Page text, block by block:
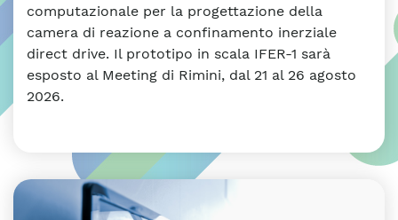
computazionale per la progettazione della
camera di reazione a confinamento inerziale
direct drive. Il prototipo in scala IFER-1 sarà
esposto al Meeting di Rimini, dal 21 al 26 agosto
2026.